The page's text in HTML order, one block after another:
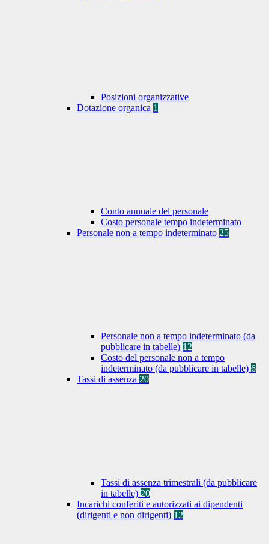
Posizioni organizzative
Dotazione organica 1
Conto annuale del personale
Costo personale tempo indeterminato
Personale non a tempo indeterminato 25
Personale non a tempo indeterminato (da
pubblicare in tabelle) 12
Costo del personale non a tempo
indeterminato (da pubblicare in tabelle) 6
Tassi di assenza 20
Tassi di assenza trimestrali (da pubblicare
in tabelle) 20
Incarichi conferiti e autorizzati ai dipendenti
(dirigenti e non dirigenti) 12